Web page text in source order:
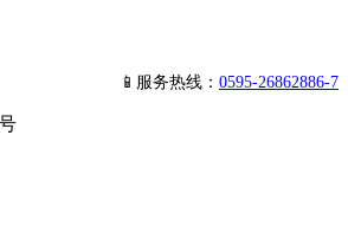
📱服务热线： 0595-26862886-7